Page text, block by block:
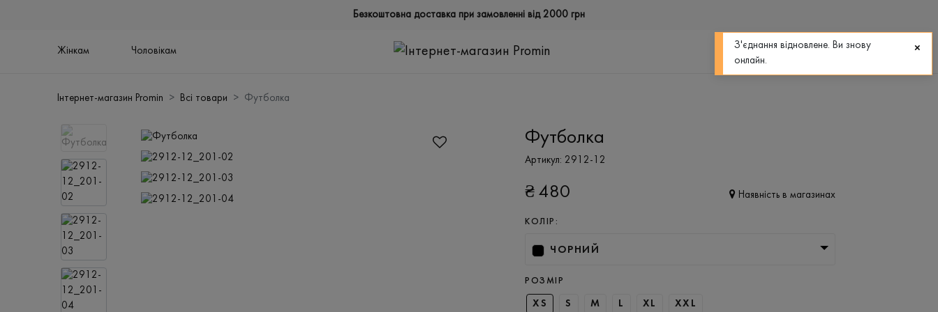
Безкоштовна доставка при замовленні від 2000 грн
Жінкам Чоловікам
0
Інтернет-магазин Promin Всі товари Футболка
Футболка
Артикул: 2912-12
₴ 480 Наявність в магазинах
КОЛІР:
ЧОРНИЙ
РОЗМІР
XS S M L XL XXL
З'єднання відновлене. Ви знову
онлайн.